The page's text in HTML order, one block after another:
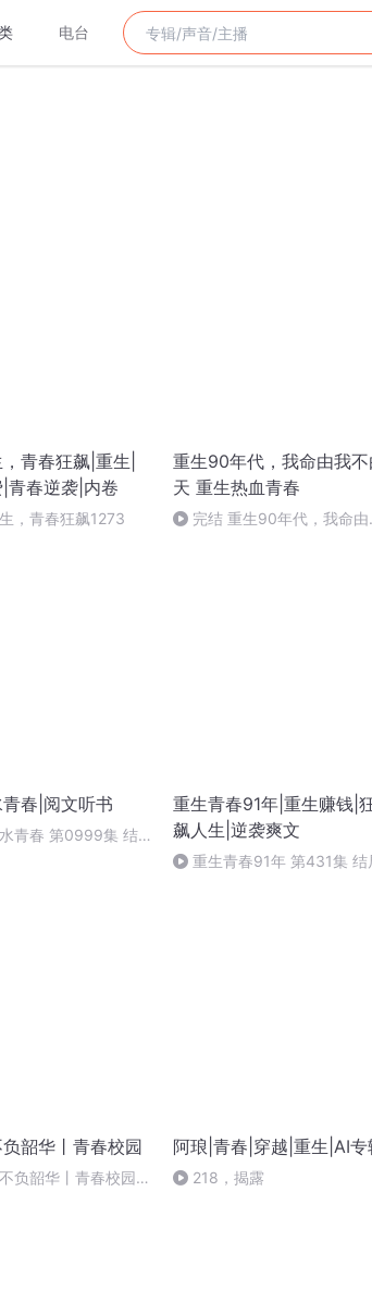
电台
青春狂飙|重生|
青春逆袭|内卷
，青春狂飙1273
重生90年代，我命由我不
天 重生热血青春
完结 重生90年代，我命由
春|阅文听书
青春 第0999集 结
重生青春91年|重生赚钱|
飙人生|逆袭爽文
重生青春91年 第431集 结
韶华丨青春校园
负韶华丨青春校园 -
阿琅|青春|穿越|重生|AI专
218，揭露